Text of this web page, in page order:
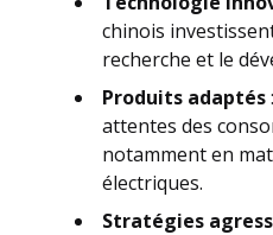
chinois
recherche et le
Produits adaptés
attentes des
notamment en
électriques.
Stratégies